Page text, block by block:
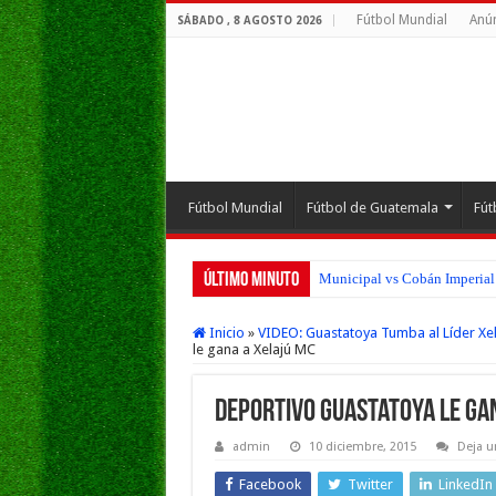
SÁBADO , 8 AGOSTO 2026 Fútbol Mundial
Fútbol Mundial Fútbol de Guatemala
Último Minuto Municipal vs Cobán Imperial
Inicio » VIDEO: Guastatoya Tumba al Líder
le gana a Xelajú MC
Deportivo Guastatoya le
admin 10 diciembre, 2015 Deja
Facebook Twitter LinkedIn